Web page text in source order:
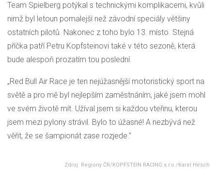
Team Spielberg potýkal s technickými komplikacemi, kvůli
nimž byl letoun pomalejší než závodní speciály většiny
ostatních pilotů. Nakonec z toho bylo 13. místo. Stejná
příčka patří Petru Kopfsteinovi také v této sezoně, která
bude alespoň prozatím tou poslední.
„Red Bull Air Race je ten nejúžasnější motoristický sport na
světě a pro mě byl nejlepším zaměstnáním, jaké jsem mohl
ve svém životě mít. Užíval jsem si každou vteřinu, kterou
jsem mezi pylony strávil. Bylo to úžasné! A nezbývá než
věřit, že se šampionát zase rozjede."
Zdroj: Regiony ČR/KOPFSTEIN RACING s.r.o./Karel Hirsch